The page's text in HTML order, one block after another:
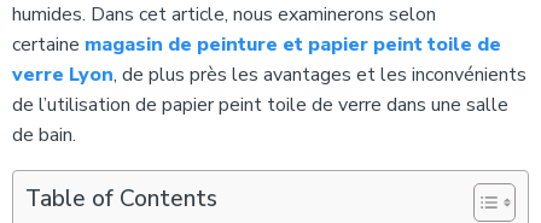
humides. Dans cet article, nous examinerons selon
certaine magasin de peinture et papier peint toile de
verre Lyon, de plus près les avantages et les inconvénients
de l’utilisation de papier peint toile de verre dans une salle
de bain.
Table of Contents